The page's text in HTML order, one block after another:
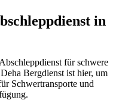
in
für schwere
Bergdienst ist hier, um
Schwertransporte und